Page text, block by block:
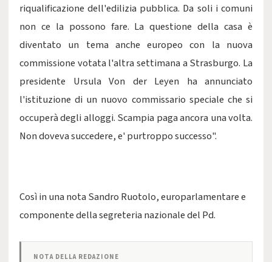
riqualificazione dell'edilizia pubblica. Da soli i comuni
non ce la possono fare. La questione della casa è
diventato un tema anche europeo con la nuova
commissione votata l'altra settimana a Strasburgo. La
presidente Ursula Von der Leyen ha annunciato
l'istituzione di un nuovo commissario speciale che si
occuperà degli alloggi. Scampia paga ancora una volta.
Non doveva succedere, e' purtroppo successo".
Così in una nota Sandro Ruotolo, europarlamentare e
componente della segreteria nazionale del Pd.
NOTA DELLA REDAZIONE